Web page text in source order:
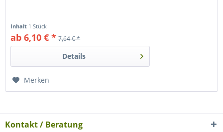
Inhalt 1 Stück
ab 6,10 € * 7,64 € *
Details
Merken
Kontakt / Beratung